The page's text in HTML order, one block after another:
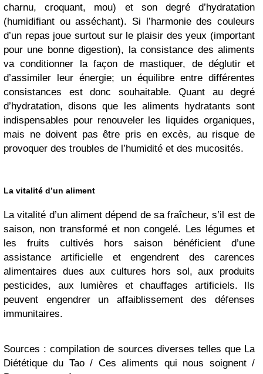
charnu, croquant, mou) et son degré d’hydratation
(humidifiant ou asséchant). Si l’harmonie des couleurs
d’un repas joue surtout sur le plaisir des yeux (important
pour une bonne digestion), la consistance des aliments
va conditionner la façon de mastiquer, de déglutir et
d’assimiler leur énergie; un équilibre entre différentes
consistances est donc souhaitable. Quant au degré
d’hydratation, disons que les aliments hydratants sont
indispensables pour renouveler les liquides organiques,
mais ne doivent pas être pris en excès, au risque de
provoquer des troubles de l’humidité et des mucosités.
La vitalité d’un aliment
La vitalité d’un aliment dépend de sa fraîcheur, s’il est de
saison, non transformé et non congelé. Les légumes et
les fruits cultivés hors saison bénéficient d’une
assistance artificielle et engendrent des carences
alimentaires dues aux cultures hors sol, aux produits
pesticides, aux lumières et chauffages artificiels. Ils
peuvent engendrer un affaiblissement des défenses
immunitaires.
Sources : compilation de sources diverses telles que La
Diététique du Tao / Ces aliments qui nous soignent /